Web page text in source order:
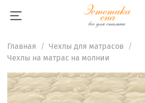
Главная
Чехлы для матрасов
Чехлы на матрас на молнии